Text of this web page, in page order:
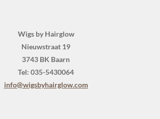
Wigs by Hairglow
Nieuwstraat 19
3743 BK Baarn
Tel: 035-5430064
info@wigsbyhairglow.com